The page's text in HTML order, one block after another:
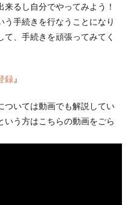
るし自分でやってみよう！
う手続きを行なうことになり
、手続きを頑張ってみてく
録』
ついては動画でも解説してい
いう方はこちらの動画をごら